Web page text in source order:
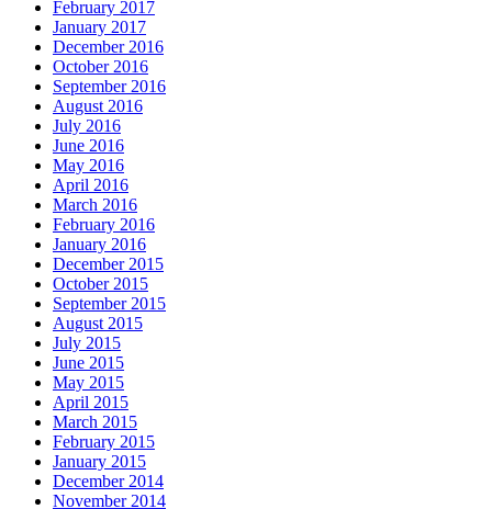
February 2017
January 2017
December 2016
October 2016
September 2016
August 2016
July 2016
June 2016
May 2016
April 2016
March 2016
February 2016
January 2016
December 2015
October 2015
September 2015
August 2015
July 2015
June 2015
May 2015
April 2015
March 2015
February 2015
January 2015
December 2014
November 2014